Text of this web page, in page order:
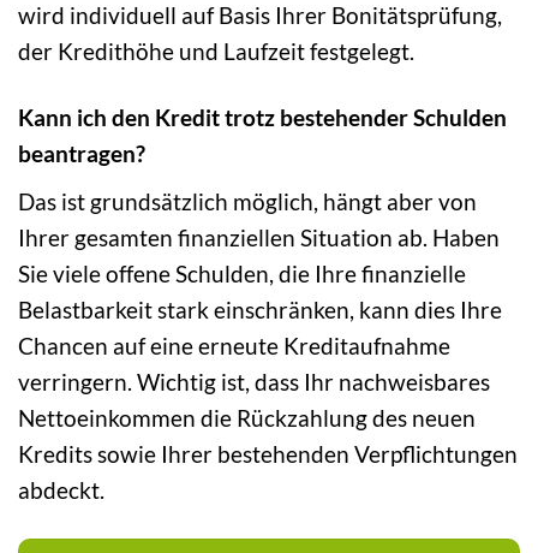
wird individuell auf Basis Ihrer Bonitätsprüfung,
der Kredithöhe und Laufzeit festgelegt.
Kann ich den Kredit trotz bestehender Schulden
beantragen?
Das ist grundsätzlich möglich, hängt aber von
Ihrer gesamten finanziellen Situation ab. Haben
Sie viele offene Schulden, die Ihre finanzielle
Belastbarkeit stark einschränken, kann dies Ihre
Chancen auf eine erneute Kreditaufnahme
verringern. Wichtig ist, dass Ihr nachweisbares
Nettoeinkommen die Rückzahlung des neuen
Kredits sowie Ihrer bestehenden Verpflichtungen
abdeckt.